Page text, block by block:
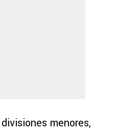
menores,